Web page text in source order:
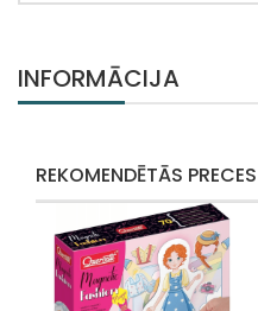
INFORMĀCIJA
REKOMENDĒTĀS PRECES